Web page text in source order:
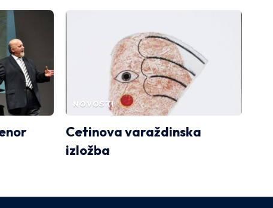
NOVOSTI
Cetinova varaždinska
izložba